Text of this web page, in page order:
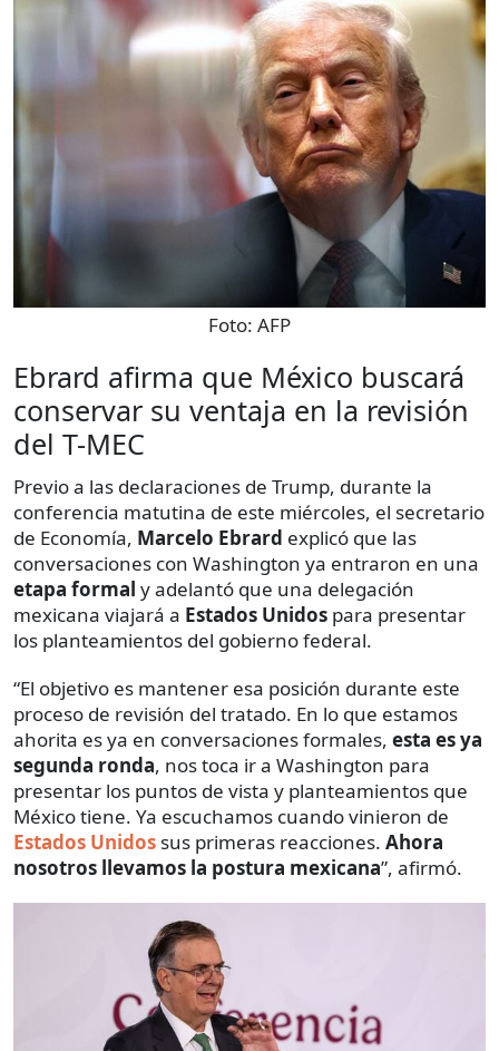
Foto: AFP
Ebrard afirma que México buscará
conservar su ventaja en la revisión
del T-MEC
Previo a las declaraciones de Trump, durante la
conferencia matutina de este miércoles, el secretario
de Economía, Marcelo Ebrard explicó que las
conversaciones con Washington ya entraron en una
etapa formal y adelantó que una delegación
mexicana viajará a Estados Unidos para presentar
los planteamientos del gobierno federal.
“El objetivo es mantener esa posición durante este
proceso de revisión del tratado. En lo que estamos
ahorita es ya en conversaciones formales, esta es ya
segunda ronda, nos toca ir a Washington para
presentar los puntos de vista y planteamientos que
México tiene. Ya escuchamos cuando vinieron de
Estados Unidos sus primeras reacciones. Ahora
nosotros llevamos la postura mexicana”, afirmó.